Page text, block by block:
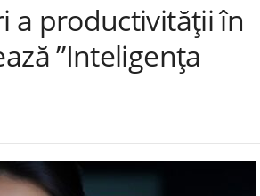
a productivității în
”Inteligența